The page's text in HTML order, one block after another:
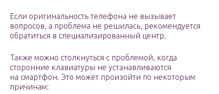
Если оригинальность телефона не вызывает
вопросов, а проблема не решилась, рекомендуется
обратиться в специализированный центр.
Также можно столкнуться с проблемой, когда
сторонние клавиатуры не устанавливаются
на смартфон. Это может произойти по некоторым
причинам: